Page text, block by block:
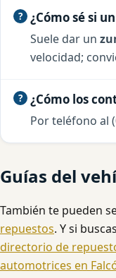
¿Cómo sé si
Suele dar un
velocidad;
¿Cómo los
Por teléfono al
Guías del
También te pueden
repuestos. Y si
directorio de
automotrices en